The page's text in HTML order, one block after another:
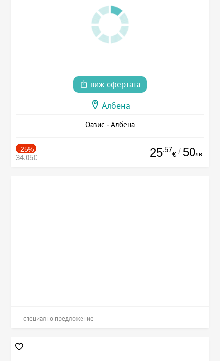
виж офертата
Албена
Оазис - Албена
-25%
34.05€ 25.57
€ / 50лв.
специално предложение